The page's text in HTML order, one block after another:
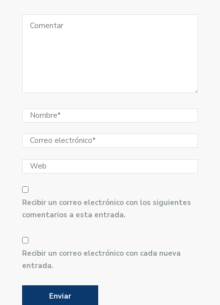
Recibir un correo electrónico con los siguientes
comentarios a esta entrada.
Recibir un correo electrónico con cada nueva
entrada.